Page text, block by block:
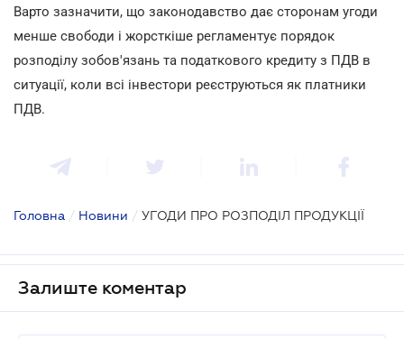
Варто зазначити, що законодавство дає сторонам угоди
менше свободи і жорсткіше регламентує порядок
розподілу зобов'язань та податкового кредиту з ПДВ в
ситуації, коли всі інвестори реєструються як платники
ПДВ.
Головна / Новини / УГОДИ ПРО РОЗПОДІЛ ПРОДУКЦІЇ
Залиште коментар